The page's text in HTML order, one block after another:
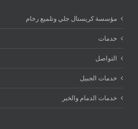
مؤسسة كريستال جلي وتلميع رخام
خدمات
التواصل
خدمات الجبيل
خدمات الدمام والخبر